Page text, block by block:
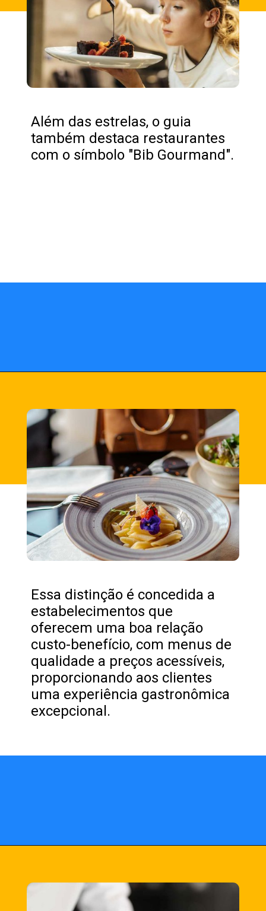
Além das estrelas, o guia
também destaca restaurantes
com o símbolo "Bib Gourmand".
Essa distinção é concedida a
estabelecimentos que
oferecem uma boa relação
custo-benefício, com menus de
qualidade a preços acessíveis,
proporcionando aos clientes
uma experiência gastronômica
excepcional.